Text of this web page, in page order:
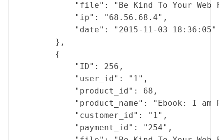
"file": "Be Kind To Your Web
            "ip": "68.56.68.4",
            "date": "2015-11-03 18:36:05"
        },
        {
            "ID": 256,
            "user_id": "1",
            "product_id": 68,
"product_name": "Ebook: I am
            "customer_id": "1",
            "payment_id": "254",